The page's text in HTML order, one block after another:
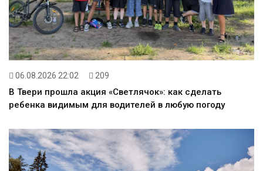
06.08.2026 22:02 209
В Твери прошла акция «Светлячок»: как сделать
ребенка видимым для водителей в любую погоду